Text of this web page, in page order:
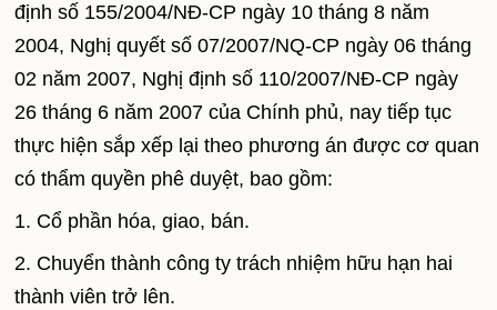
định số 155/2004/NĐ-CP ngày 10 tháng 8 năm
2004, Nghị quyết số 07/2007/NQ-CP ngày 06 tháng
02 năm 2007, Nghị định số 110/2007/NĐ-CP ngày
26 tháng 6 năm 2007 của Chính phủ, nay tiếp tục
thực hiện sắp xếp lại theo phương án được cơ quan
có thẩm quyền phê duyệt, bao gồm:
1. Cổ phần hóa, giao, bán.
2. Chuyển thành công ty trách nhiệm hữu hạn hai
thành viên trở lên.